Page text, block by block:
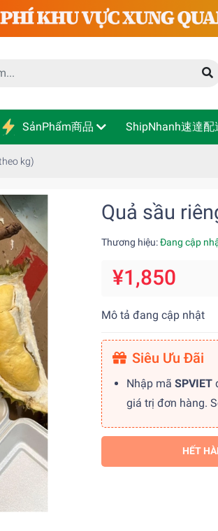
SảnPhẩm商品 ShipNhanh速達配
kg)
Quả sầu
Thương hiệu:Đang cập
¥1,850
Mô tả đang cập nhật
Siêu Ưu Đãi
Nhập mã SPVIET
giá trị đơn hàng.
HẾT